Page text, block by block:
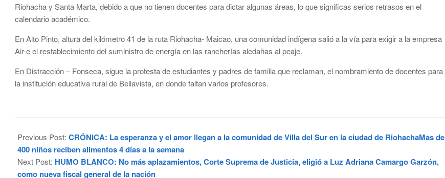
Riohacha y Santa Marta, debido a que no tienen docentes para dictar algunas áreas, lo que significas serios retrasos en el
calendario académico.
En Alto Pinto, altura del kilómetro 41 de la ruta Riohacha- Maicao, una comunidad indígena salió a la vía para exigir a la empresa
Air-e el restablecimiento del suministro de energía en las rancherías aledañas al peaje.
En Distracción – Fonseca, sigue la protesta de estudiantes y padres de familia que reclaman, el nombramiento de docentes para
la institución educativa rural de Bellavista, en donde faltan varios profesores.
03-
12
Previous Post: CRÓNICA: La esperanza y el amor llegan a la comunidad de Villa del Sur en la ciudad de RiohachaMas de
400 niños reciben alimentos 4 días a la semana
Next Post: HUMO BLANCO: No más aplazamientos, Corte Suprema de Justicia, eligió a Luz Adriana Camargo Garzón,
como nueva fiscal general de la nación